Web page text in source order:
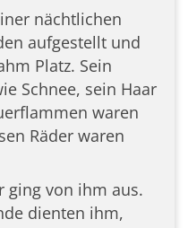
nächtlichen
aufgestellt und
Platz. Sein
Schnee, sein Haar
waren
Räder waren
ging von ihm aus.
dienten ihm,